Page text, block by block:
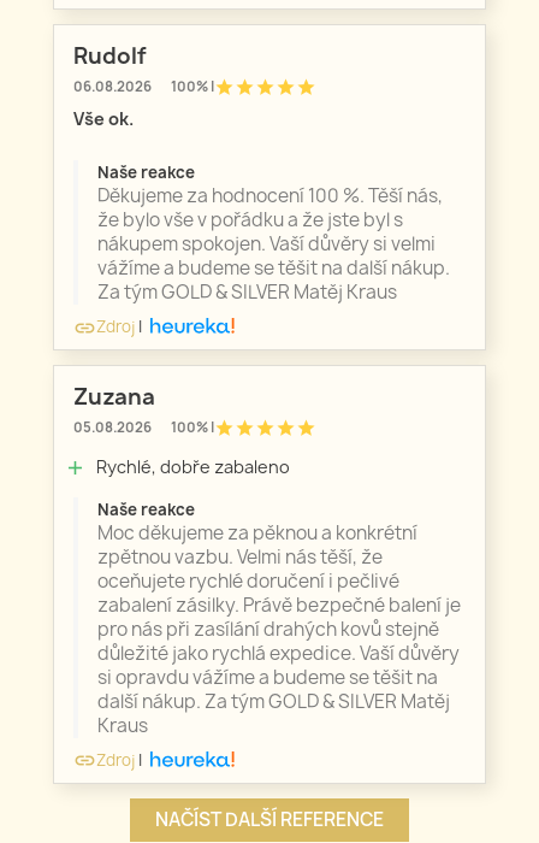
Rudolf
06.08.2026 100% |starstarstarstarstar
Vše ok.
Naše reakce
Děkujeme za hodnocení 100 %. Těší nás,
že bylo vše v pořádku a že jste byl s
nákupem spokojen. Vaší důvěry si velmi
vážíme a budeme se těšit na další nákup.
Za tým GOLD & SILVER Matěj Kraus
linkZdroj |
Zuzana
05.08.2026 100% |starstarstarstarstar
add Rychlé, dobře zabaleno
Naše reakce
Moc děkujeme za pěknou a konkrétní
zpětnou vazbu. Velmi nás těší, že
oceňujete rychlé doručení i pečlivé
zabalení zásilky. Právě bezpečné balení je
pro nás při zasílání drahých kovů stejně
důležité jako rychlá expedice. Vaší důvěry
si opravdu vážíme a budeme se těšit na
další nákup. Za tým GOLD & SILVER Matěj
Kraus
linkZdroj |
NAČÍST DALŠÍ REFERENCE